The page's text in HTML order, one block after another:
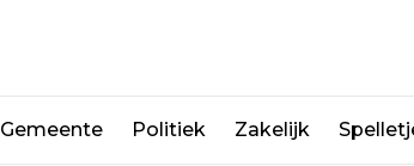
Gemeente Politiek Zakelijk